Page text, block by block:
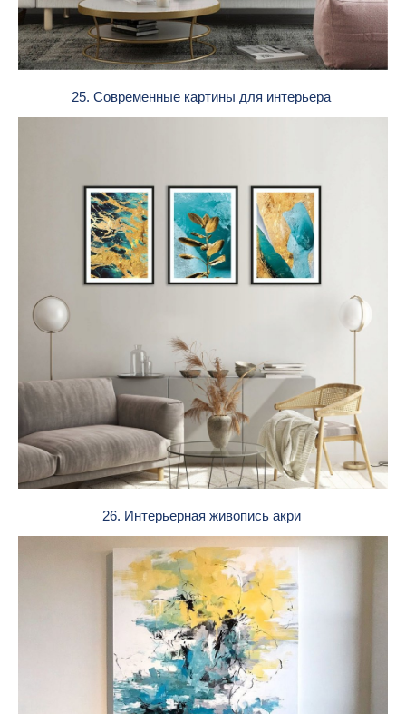
25. Современные картины для интерьера
26. Интерьерная живопись акри